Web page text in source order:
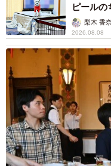
や納税課窓口で減免や
とが可能ですが、納付
があります。
ピールの
梨木 香
2026.08.08